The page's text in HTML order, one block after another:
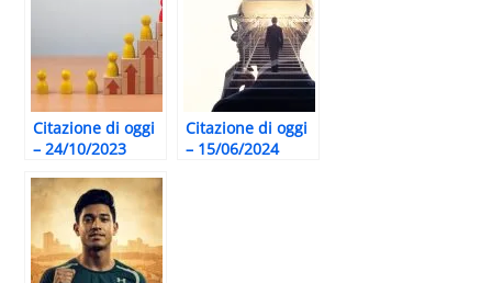
Citazione di oggi
– 24/10/2023
Citazione di oggi
– 15/06/2024